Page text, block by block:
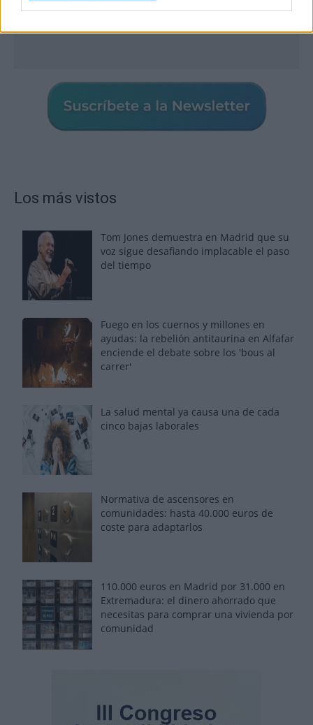
Los más vistos
Tom Jones demuestra en Madrid que su
voz sigue desafiando implacable el paso
del tiempo
Fuego en los cuernos y millones en
ayudas: la rebelión antitaurina en Alfafar
enciende el debate sobre los 'bous al
carrer'
La salud mental ya causa una de cada
cinco bajas laborales
Normativa de ascensores en
comunidades: hasta 40.000 euros de
coste para adaptarlos
110.000 euros en Madrid por 31.000 en
Extremadura: el dinero ahorrado que
necesitas para comprar una vivienda por
comunidad